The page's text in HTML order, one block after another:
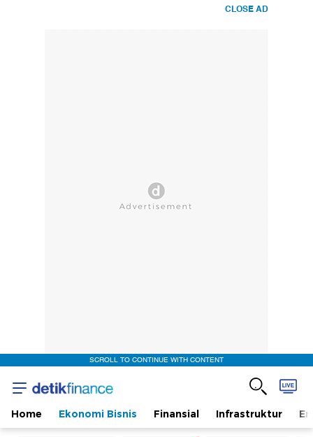
CLOSE AD
SCROLL TO CONTINUE WITH CONTENT
Home Ekonomi Bisnis Finansial Infrastruktur